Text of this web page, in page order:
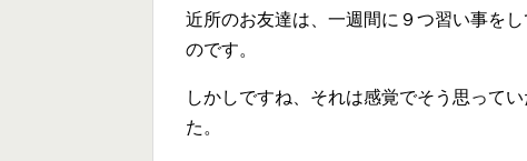
近所のお友達は、一週間に９つ習い事を
のです。
しかしですね、それは感覚でそう思って
た。